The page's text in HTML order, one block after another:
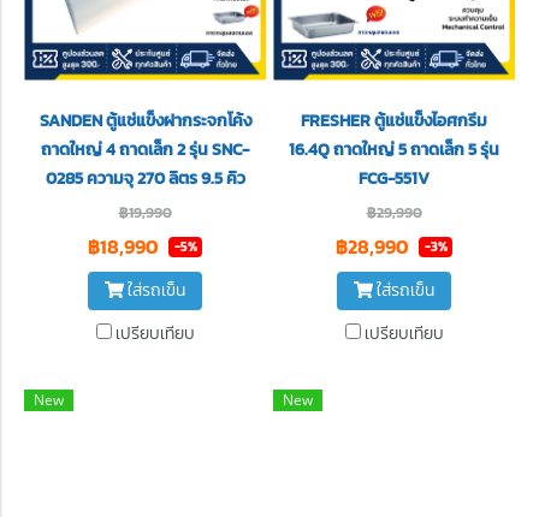
SANDEN ตู้แช่แข็งฝากระจกโค้ง
ถาดใหญ่ 4 ถาดเล็ก 2 รุ่น SNC-
0285 ความจุ 270 ลิตร 9.5 คิว
฿19,990
฿18,990 -5%
ใส่รถเข็น
เปรียบเทียบ
FRESHER ตู้แช่แข็งไอศกรีม
16.4Q ถาดใหญ่ 5 ถาดเล็ก 5 รุ่น
FCG-551V
฿29,990
฿28,990 -3%
ใส่รถเข็น
เปรียบเทียบ
New New